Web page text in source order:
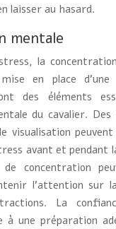
laisser au hasard.
mentale
la
en place
des éléments
du cavalier. Des
visualisation
avant et pendant
de concentration
l’attention sur
La
à une préparation